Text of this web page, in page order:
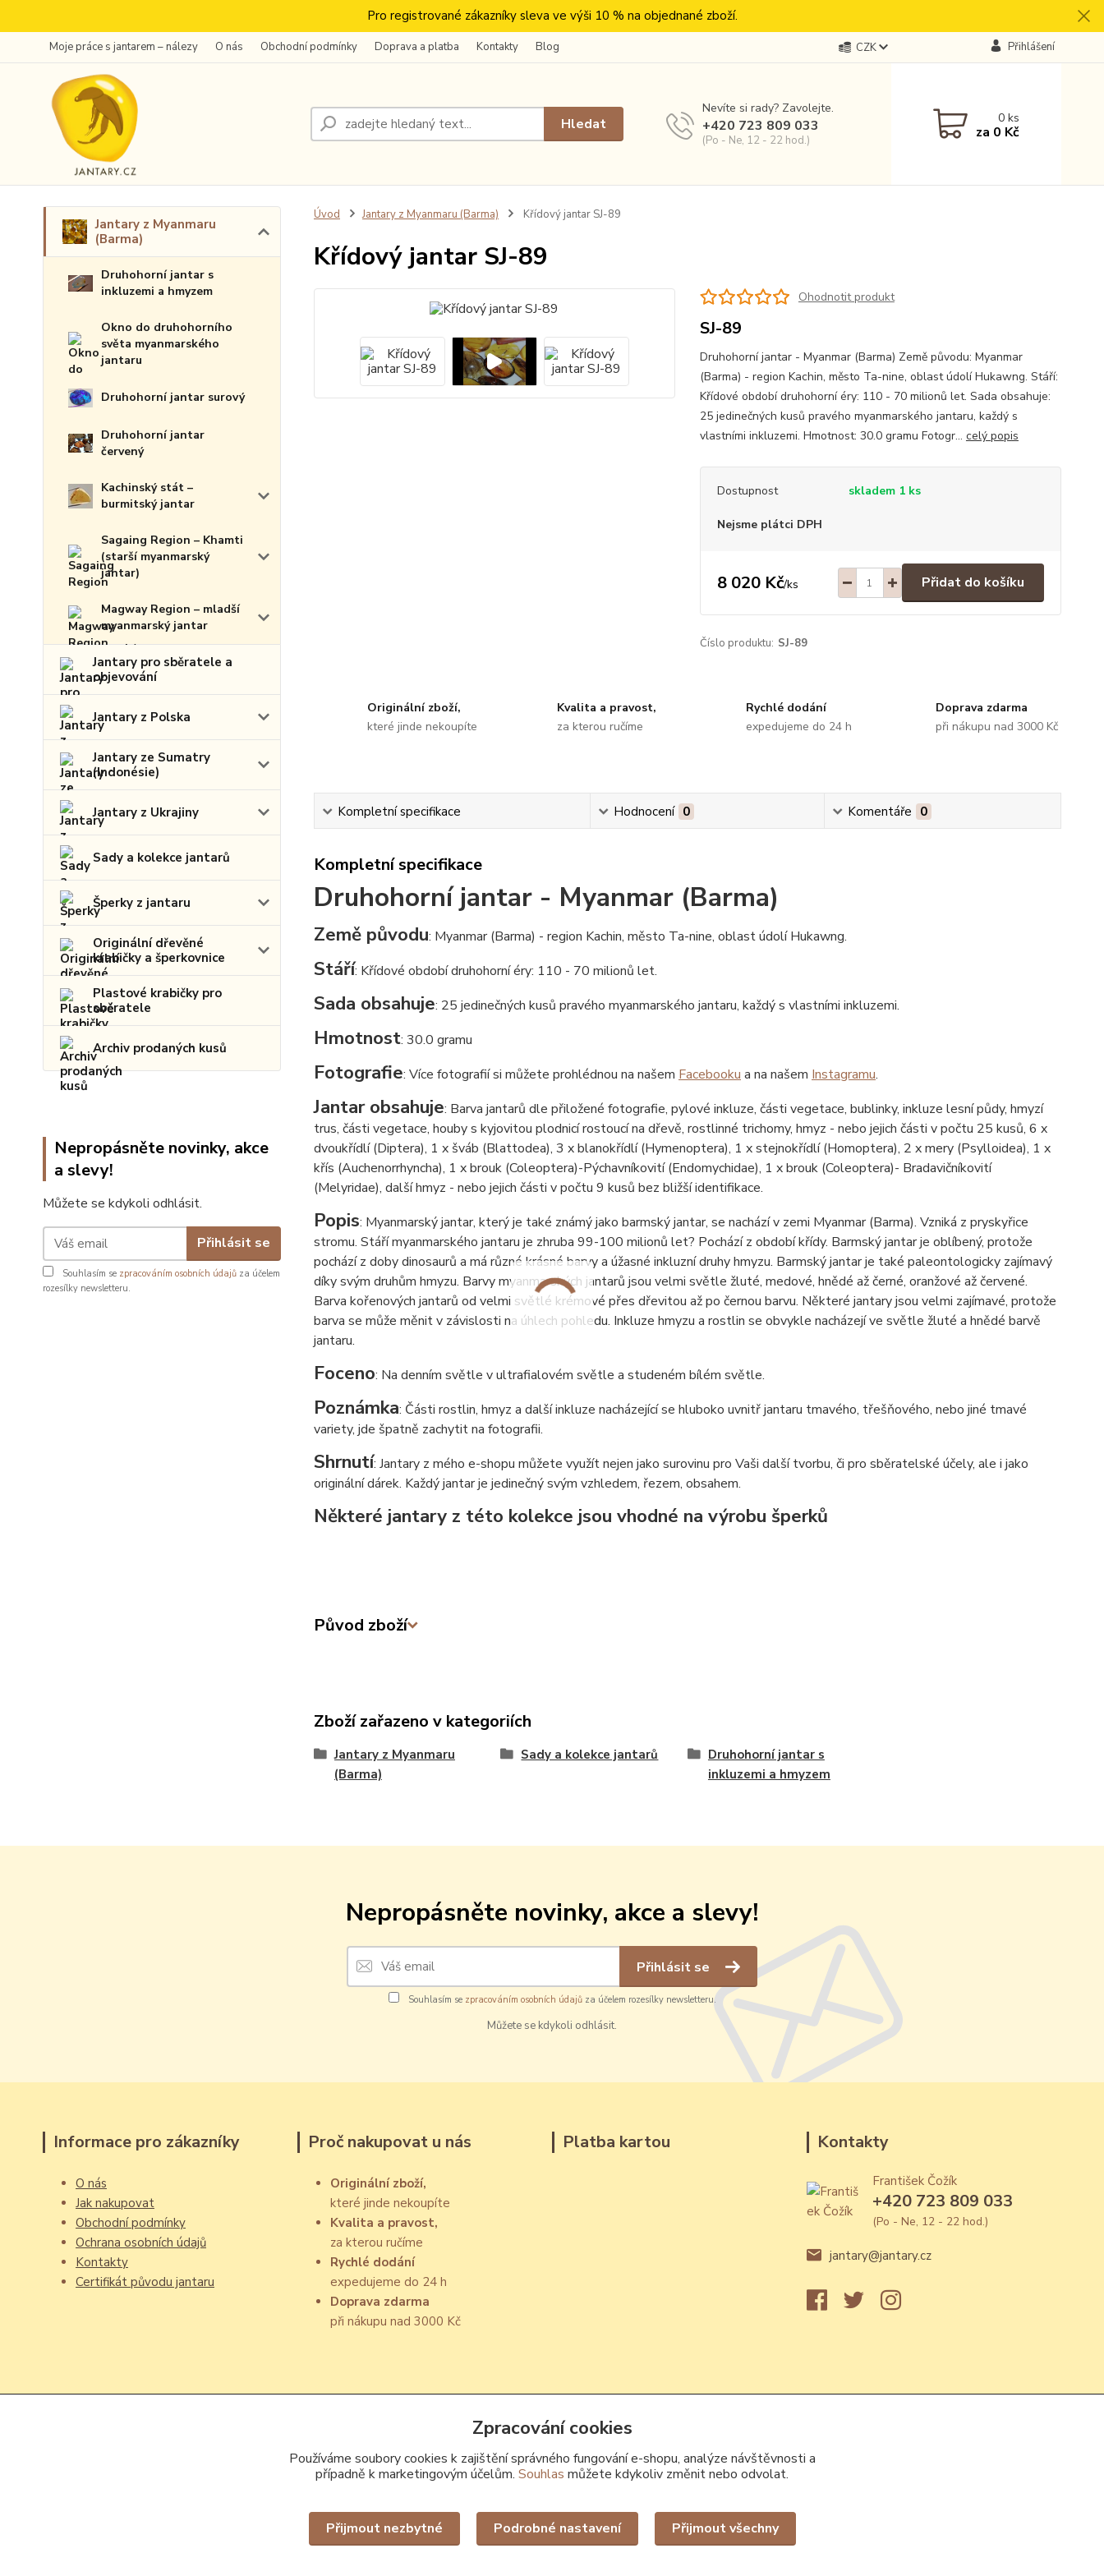
Pro registrované zákazníky sleva ve výši 10 % na objednané zboží.
Moje práce s jantarem – nálezy O nás Obchodní podmínky Doprava a platba Kontakty Blog CZK Přihlášení
Hledat
Nevíte si rady? Zavolejte.
+420 723 809 033
(Po - Ne, 12 - 22 hod.)
0ks
za 0 Kč
Jantary z Myanmaru
(Barma)
Druhohorní jantar s
inkluzemi a hmyzem
Okno do druhohorního
světa myanmarského
jantaru
Druhohorní jantar surový
Druhohorní jantar
červený
Kachinský stát –
burmitský jantar
Sagaing Region – Khamti
(starší myanmarský
jantar)
Magway Region – mladší
myanmarský jantar
Jantary pro sběratele a
objevování
Jantary z Polska
Jantary ze Sumatry
(Indonésie)
Jantary z Ukrajiny
Sady a kolekce jantarů
Šperky z jantaru
Originální dřevěné
krabičky a šperkovnice
Plastové krabičky pro
sběratele
Archiv prodaných kusů
Nepropásněte novinky, akce
a slevy!
Můžete se kdykoli odhlásit.
Přihlásit se
Souhlasím se zpracováním osobních údajů za účelem
rozesílky newsletteru.
Úvod Jantary z Myanmaru (Barma) Křídový jantar SJ-89
Křídový jantar SJ-89
Ohodnotit produkt
SJ-89
Druhohorní jantar - Myanmar (Barma) Země původu: Myanmar
(Barma) - region Kachin, město Ta-nine, oblast údolí Hukawng. Stáří:
Křídové období druhohorní éry: 110 - 70 milionů let. Sada obsahuje:
25 jedinečných kusů pravého myanmarského jantaru, každý s
vlastními inkluzemi. Hmotnost: 30.0 gramu Fotogr... celý popis
Dostupnost skladem 1 ks
Nejsme plátci DPH
8 020 Kč/ks Přidat do košíku
Číslo produktu: SJ-89
Originální zboží,
které jinde nekoupíte
Kvalita a pravost,
za kterou ručíme
Rychlé dodání
expedujeme do 24 h
Doprava zdarma
při nákupu nad 3000 Kč
Kompletní specifikace Hodnocení 0 Komentáře 0
Kompletní specifikace
Druhohorní jantar - Myanmar (Barma)
Země původu: Myanmar (Barma) - region Kachin, město Ta-nine, oblast údolí Hukawng.
Stáří: Křídové období druhohorní éry: 110 - 70 milionů let.
Sada obsahuje: 25 jedinečných kusů pravého myanmarského jantaru, každý s vlastními inkluzemi.
Hmotnost: 30.0 gramu
Fotografie: Více fotografií si můžete prohlédnou na našem Facebooku a na našem Instagramu.
Jantar obsahuje: Barva jantarů dle přiložené fotografie, pylové inkluze, části vegetace, bublinky, inkluze lesní půdy, hmyzí
trus, části vegetace, houby s kyjovitou plodnicí rostoucí na dřevě, rostlinné trichomy, hmyz - nebo jejich části v počtu 25 kusů, 6 x
dvoukřídlí (Diptera), 1 x šváb (Blattodea), 3 x blanokřídlí (Hymenoptera), 1 x stejnokřídlí (Homoptera), 2 x mery (Psylloidea), 1 x
křís (Auchenorrhyncha), 1 x brouk (Coleoptera)-Pýchavníkovití (Endomychidae), 1 x brouk (Coleoptera)- Bradavičníkovití
(Melyridae), další hmyz - nebo jejich části v počtu 9 kusů bez bližší identifikace.
Popis: Myanmarský jantar, který je také známý jako barmský jantar, se nachází v zemi Myanmar (Barma). Vzniká z pryskyřice
stromu. Stáří myanmarského jantaru je zhruba 99-100 milionů let? Pochází z období křídy. Barmský jantar je oblíbený, protože
pochází z doby dinosaurů a má různé krásné barvy a úžasné inkluzní druhy hmyzu. Barmský jantar je také paleontologicky zajímavý
díky svým druhům hmyzu. Barvy myanmarských jantarů jsou velmi světle žluté, medové, hnědé až černé, oranžové až červené.
Barva kořenových jantarů od velmi světlé krémové přes dřevitou až po černou barvu. Některé jantary jsou velmi zajímavé, protože
barva se může měnit v závislosti na úhlech pohledu. Inkluze hmyzu a rostlin se obvykle nacházejí ve světle žluté a hnědé barvě
jantaru.
Foceno: Na denním světle v ultrafialovém světle a studeném bílém světle.
Poznámka: Části rostlin, hmyz a další inkluze nacházející se hluboko uvnitř jantaru tmavého, třešňového, nebo jiné tmavé
variety, jde špatně zachytit na fotografii.
Shrnutí: Jantary z mého e-shopu můžete využít nejen jako surovinu pro Vaši další tvorbu, či pro sběratelské účely, ale i jako
originální dárek. Každý jantar je jedinečný svým vzhledem, řezem, obsahem.
Některé jantary z této kolekce jsou vhodné na výrobu šperků
Původ zboží
Zboží zařazeno v kategoriích
Jantary z Myanmaru
(Barma)
Sady a kolekce jantarů
Druhohorní jantar s
inkluzemi a hmyzem
Nepropásněte novinky, akce a slevy!
Přihlásit se
Souhlasím se zpracováním osobních údajůza účelem rozesílky newsletteru.
Můžete se kdykoli odhlásit.
Informace pro zákazníky
O nás
Jak nakupovat
Obchodní podmínky
Ochrana osobních údajů
Kontakty
Certifikát původu jantaru
Proč nakupovat u nás
Originální zboží,
které jinde nekoupíte
Kvalita a pravost,
za kterou ručíme
Rychlé dodání
expedujeme do 24 h
Doprava zdarma
při nákupu nad 3000 Kč
Platba kartou Kontakty
František Čožík
+420 723 809 033
(Po - Ne, 12 - 22 hod.)
jantary@jantary.cz
Upravit sběr cookies.
Zpracování cookies
Používáme soubory cookies k zajištění správného fungování e-shopu, analýze návštěvnosti a
případně k marketingovým účelům. Souhlas můžete kdykoliv změnit nebo odvolat.
Přijmout nezbytné Podrobné nastavení Přijmout všechny